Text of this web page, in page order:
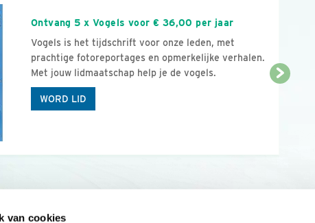
van cookies
Ontvang 5 x Vogels voor € 36,00 per jaar
Vogels is het tijdschrift voor onze leden, met
prachtige fotoreportages en opmerkelijke verhalen.
Met jouw lidmaatschap help je de vogels.
WORD LID